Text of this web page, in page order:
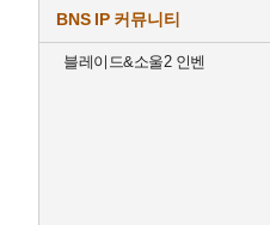
BNS IP 커뮤니티
블레이드&소울2 인벤